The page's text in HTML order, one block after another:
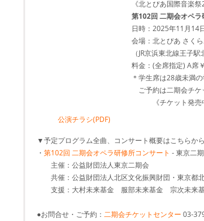
公演チラシ(PDF)
《北とぴあ国際音楽
第102回 二期会オペラ
日時：2025年11月14
会場：北とぴあ さく
（JR京浜東北線王子
料金：(全席指定) A席
＊学生席は28歳未満
ご予約は二期会チケ
《チケット発売
▼予定プログラム全曲、コンサート概要はこちらから
・ 第102回 二期会オペラ研修所コンサート - 東京二
主催：公益財団法人東京二期会
共催：公益財団法人北区文化振興財団・東京都
支援：大村未来基金 服部未来基金 宗次未来
●お問合せ・ご予約： 二期会チケットセンター 03-